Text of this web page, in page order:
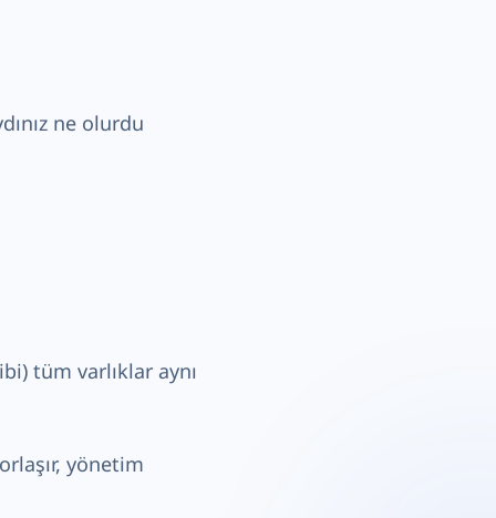
ne olurdu
tüm varlıklar aynı
yönetim